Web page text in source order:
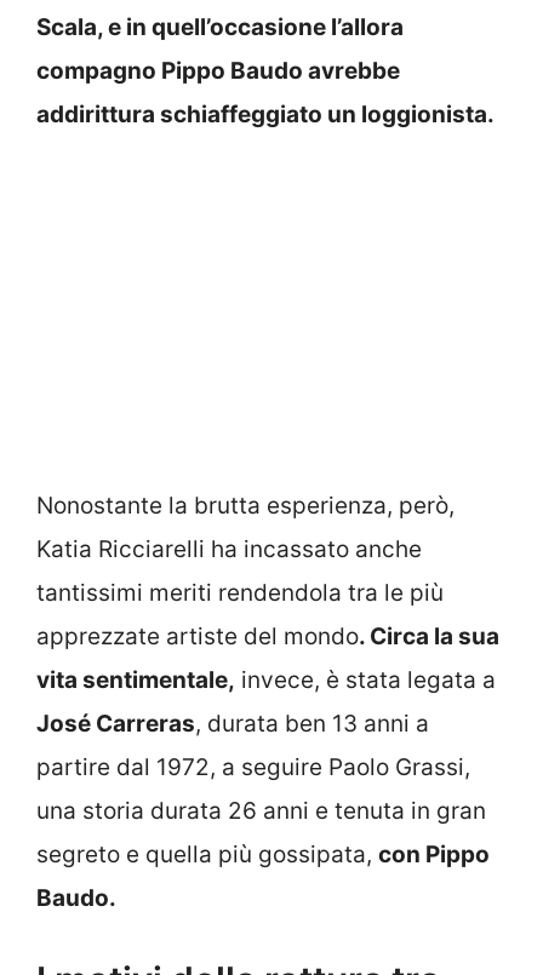
Scala, e in quell’occasione l’allora
compagno Pippo Baudo avrebbe
addirittura schiaffeggiato un loggionista.
Nonostante la brutta esperienza, però,
Katia Ricciarelli ha incassato anche
tantissimi meriti rendendola tra le più
apprezzate artiste del mondo. Circa la sua
vita sentimentale, invece, è stata legata a
José Carreras, durata ben 13 anni a
partire dal 1972, a seguire Paolo Grassi,
una storia durata 26 anni e tenuta in gran
segreto e quella più gossipata, con Pippo
Baudo.